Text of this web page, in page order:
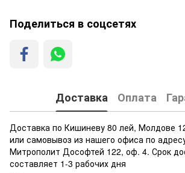
Поделиться в соцсетях
Доставка Оплата
Доставка по Кишиневу 80 лей, Молдове
или самовывоз из нашего офиса по
Митрополит Дософтей 122, оф. 4. Срок
составляет 1-3 рабочих дня